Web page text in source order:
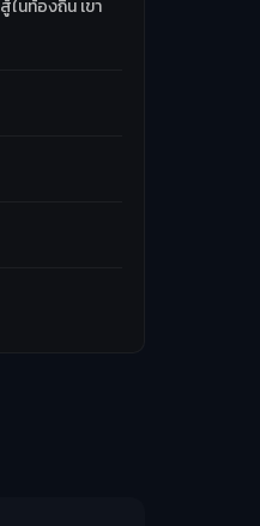
นท้องถิ่น เขา